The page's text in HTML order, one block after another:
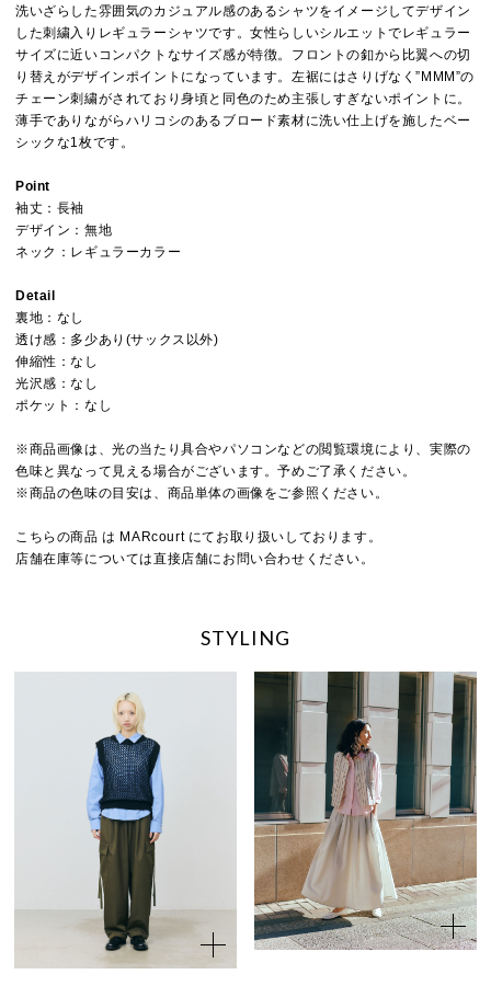
洗いざらした雰囲気のカジュアル感のあるシャツをイメージしてデザイン
した刺繍入りレギュラーシャツです。女性らしいシルエットでレギュラー
サイズに近いコンパクトなサイズ感が特徴。フロントの釦から比翼への切
り替えがデザインポイントになっています。左裾にはさりげなく”MMM”の
チェーン刺繍がされており身頃と同色のため主張しすぎないポイントに。
薄手でありながらハリコシのあるブロード素材に洗い仕上げを施したベー
シックな1枚です。
Point
袖丈：長袖
デザイン：無地
ネック：レギュラーカラー
Detail
裏地：なし
透け感：多少あり(サックス以外)
伸縮性：なし
光沢感：なし
ポケット：なし
※商品画像は、光の当たり具合やパソコンなどの閲覧環境により、実際の
色味と異なって見える場合がございます。予めご了承ください。
※商品の色味の目安は、商品単体の画像をご参照ください。
こちらの商品 は MARcourt にてお取り扱いしております。
店舗在庫等については直接店舗にお問い合わせください。
STYLING